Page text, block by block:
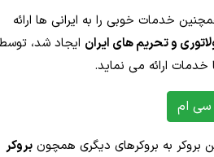
خدمات خوبی را به ایرانی ها ارائه
و تحریم های ایران ایجاد شد،
خدمات ارائه می نماید.
سی ام
بروکر به بروکرهای دیگری همچون بروکر